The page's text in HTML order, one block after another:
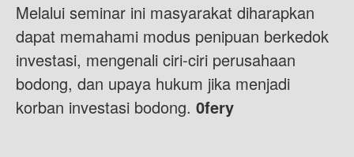
Melalui seminar ini masyarakat diharapkan
dapat memahami modus penipuan berkedok
investasi, mengenali ciri-ciri perusahaan
bodong, dan upaya hukum jika menjadi
korban investasi bodong. 0fery